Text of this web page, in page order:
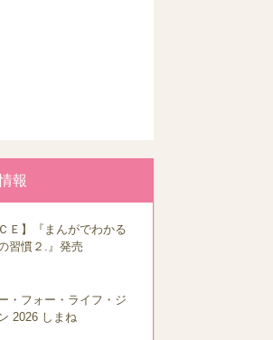
報
ＣＥ】『まんがでわかる
習慣２.』発売
・フォー・ライフ・ジ
2026 しまね